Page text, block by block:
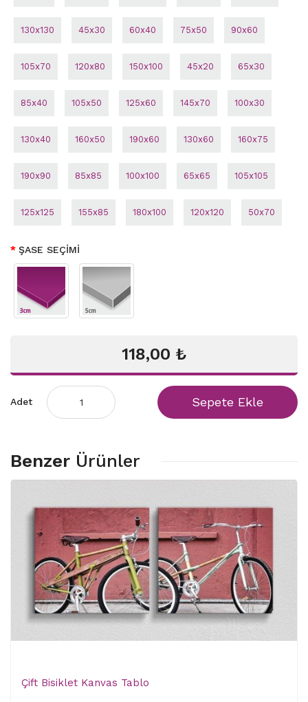
130x130 45x30 60x40 75x50 90x60
105x70 120x80 150x100 45x20 65x30
85x40 105x50 125x60 145x70 100x30
130x40 160x50 190x60 130x60 160x75
190x90 85x85 100x100 65x65 105x105
125x125 155x85 180x100 120x120 50x70
ŞASE SEÇİMİ
118,00 ₺
Adet Sepete Ekle
Benzer Ürünler
Çift Bisiklet Kanvas Tablo